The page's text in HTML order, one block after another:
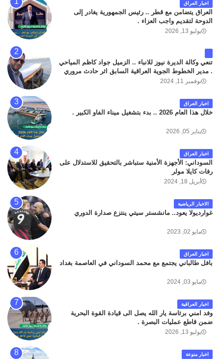
اخبار العراق
العراق يتضامن مع قطر .. رئيس الجمهورية يغادر إلى
الدوحة لتقديم واجب العزاء .
يوليو 13, 2026
تنعي وكالة الديرة نيوز للانباء .. الزميل جواد كاظم المياحي
. مدير الخطوط الجوية العراقية السابق اثر حادث مروري
داخل مطار البصرة الدولي اليوم الاثنين على الطريق
كان سبب الحادث يعود لتصادم عجلته مع عجلة نوع كيا بنكو
تابعة لشركة الهلال الماسكة لإعمار مطار البصرة الدولي .
سائلين الله عز وجل ان يتغمد الفقيد بواسع رحمته ، و انا
نوفمبر 11, 2024
اخبار العراق
خلال هذا العام 2026 .. بدء بتشغيل ميناء الفاو الكبير .
يناير 05, 2026
اخبار العراق
السوداني: الأجهزة الأمنية ستباشر بالتحقيق للاستدلال على
رفات كايلا مولر
أبريل 18, 2024
الاخبار الرياضية
غوارديولا يعود.. مانشستر سيتي ينتزع صدارة الدوري
مايو 02, 2023
اخبار العراق
بافل طالباني يجتمع مع محمد السوداني في العاصمة بغداد
مايو 03, 2024
اخبار العراقية
وفد امني برئاسة يار الله يصل الى قيادة القوة البحرية
ضمن قاطع عمليات البصرة .
يوليو 13, 2026
اخبار منوعة